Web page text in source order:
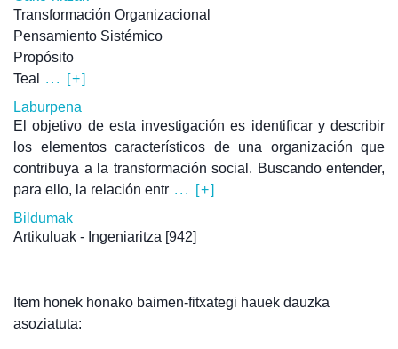
Transformación Organizacional
Pensamiento Sistémico
Propósito
Teal
... [+]
Laburpena
El objetivo de esta investigación es identificar y describir
los elementos característicos de una organización que
contribuya a la transformación social. Buscando entender,
para ello, la relación entr ... [+]
Bildumak
Artikuluak - Ingeniaritza [942]
Item honek honako baimen-fitxategi hauek dauzka
asoziatuta: